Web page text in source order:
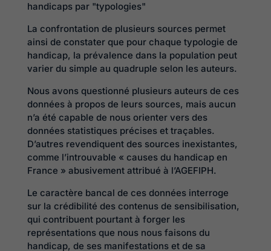
handicaps par "typologies"
La confrontation de plusieurs sources permet
ainsi de constater que pour chaque typologie de
handicap, la prévalence dans la population peut
varier du simple au quadruple selon les auteurs.
Nous avons questionné plusieurs auteurs de ces
données à propos de leurs sources, mais aucun
n’a été capable de nous orienter vers des
données statistiques précises et traçables.
D’autres revendiquent des sources inexistantes,
comme l’introuvable « causes du handicap en
France » abusivement attribué à l’AGEFIPH.
Le caractère bancal de ces données interroge
sur la crédibilité des contenus de sensibilisation,
qui contribuent pourtant à forger les
représentations que nous nous faisons du
handicap, de ses manifestations et de sa